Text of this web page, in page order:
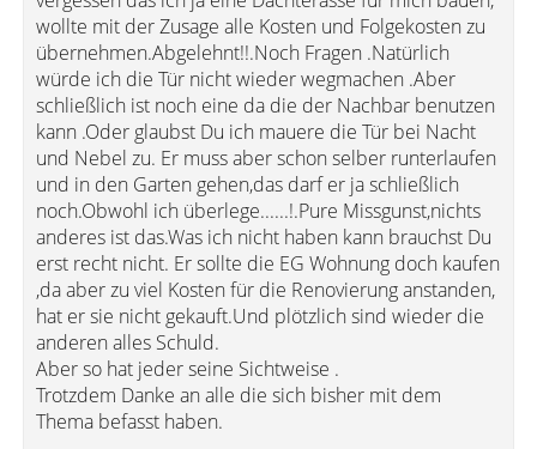
wollte mit der Zusage alle Kosten und Folgekosten zu
übernehmen.Abgelehnt!!.Noch Fragen .Natürlich
würde ich die Tür nicht wieder wegmachen .Aber
schließlich ist noch eine da die der Nachbar benutzen
kann .Oder glaubst Du ich mauere die Tür bei Nacht
und Nebel zu. Er muss aber schon selber runterlaufen
und in den Garten gehen,das darf er ja schließlich
noch.Obwohl ich überlege......!.Pure Missgunst,nichts
anderes ist das.Was ich nicht haben kann brauchst Du
erst recht nicht. Er sollte die EG Wohnung doch kaufen
,da aber zu viel Kosten für die Renovierung anstanden,
hat er sie nicht gekauft.Und plötzlich sind wieder die
anderen alles Schuld.
Aber so hat jeder seine Sichtweise .
Trotzdem Danke an alle die sich bisher mit dem
Thema befasst haben.